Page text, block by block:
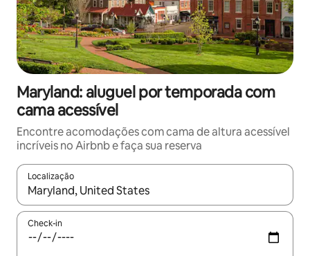
Maryland: aluguel por temporada com
cama acessível
Encontre acomodações com cama de altura acessível
incríveis no Airbnb e faça sua reserva
Localização
Quando os resultados estiverem disponíveis, explore-os
Check-in